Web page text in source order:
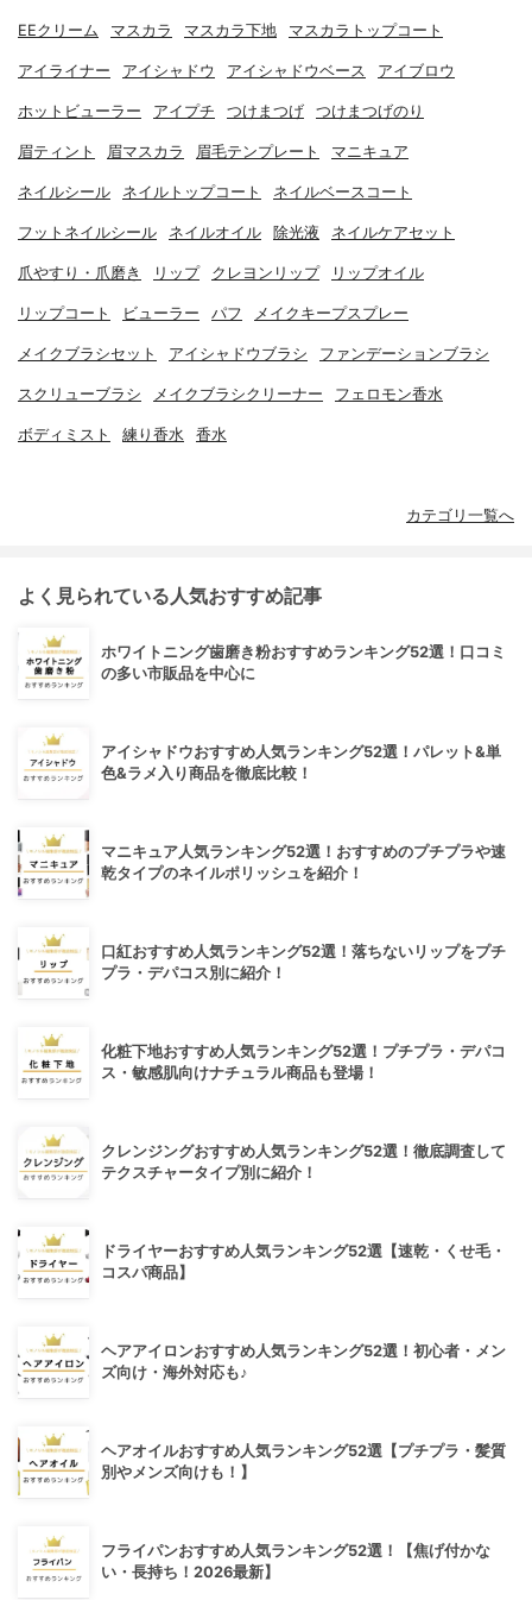
EEクリーム マスカラ マスカラ下地 マスカラトップコート
アイライナー アイシャドウ アイシャドウベース アイブロウ
ホットビューラー アイプチ つけまつげ つけまつげのり
眉ティント 眉マスカラ 眉毛テンプレート マニキュア
ネイルシール ネイルトップコート ネイルベースコート
フットネイルシール ネイルオイル 除光液 ネイルケアセット
爪やすり・爪磨き リップ クレヨンリップ リップオイル
リップコート ビューラー パフ メイクキープスプレー
メイクブラシセット アイシャドウブラシ ファンデーションブラシ
スクリューブラシ メイクブラシクリーナー フェロモン香水
ボディミスト 練り香水 香水
カテゴリ一覧へ
よく見られている人気おすすめ記事
ホワイトニング歯磨き粉おすすめランキング52選！口コミ
の多い市販品を中心に
アイシャドウおすすめ人気ランキング52選！パレット&単
色&ラメ入り商品を徹底比較！
マニキュア人気ランキング52選！おすすめのプチプラや速
乾タイプのネイルポリッシュを紹介！
口紅おすすめ人気ランキング52選！落ちないリップをプチ
プラ・デパコス別に紹介！
化粧下地おすすめ人気ランキング52選！プチプラ・デパコ
ス・敏感肌向けナチュラル商品も登場！
クレンジングおすすめ人気ランキング52選！徹底調査して
テクスチャータイプ別に紹介！
ドライヤーおすすめ人気ランキング52選【速乾・くせ毛・
コスパ商品】
ヘアアイロンおすすめ人気ランキング52選！初心者・メン
ズ向け・海外対応も♪
ヘアオイルおすすめ人気ランキング52選【プチプラ・髪質
別やメンズ向けも！】
フライパンおすすめ人気ランキング52選！【焦げ付かな
い・長持ち！2026最新】